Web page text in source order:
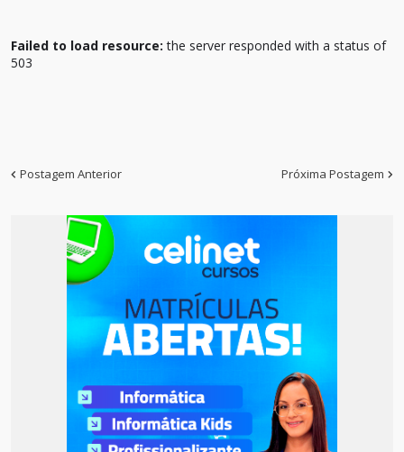
Failed to load resource: the server responded with a status of
503
Postagem Anterior Próxima Postagem